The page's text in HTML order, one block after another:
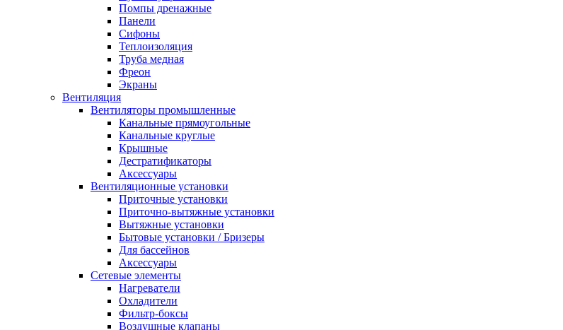
Помпы дренажные
Панели
Сифоны
Теплоизоляция
Труба медная
Фреон
Экраны
Вентиляция
Вентиляторы промышленные
Канальные прямоугольные
Канальные круглые
Крышные
Дестратификаторы
Аксессуары
Вентиляционные установки
Приточные установки
Приточно-вытяжные установки
Вытяжные установки
Бытовые установки / Бризеры
Для бассейнов
Аксессуары
Сетевые элементы
Нагреватели
Охладители
Фильтр-боксы
Воздушные клапаны